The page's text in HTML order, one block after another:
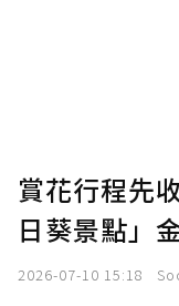
賞花行程先
日葵景點」
2026-07-10 15:18